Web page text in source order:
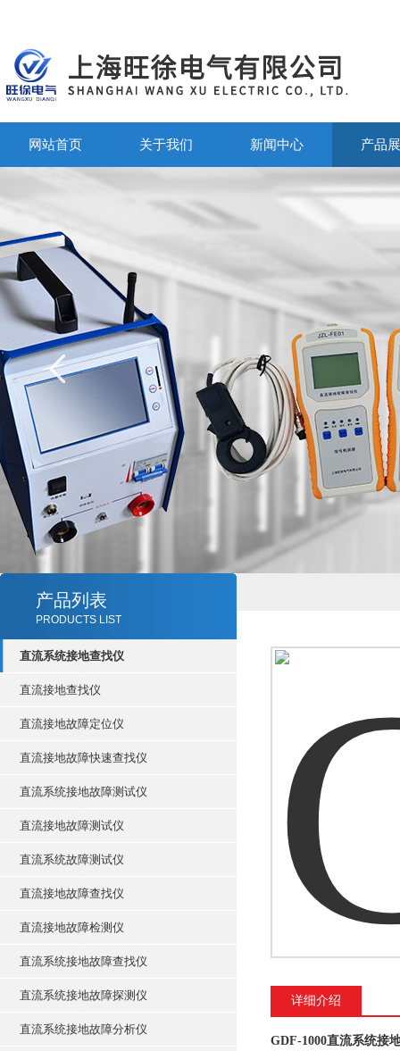
网站首页 关于我们 新闻中心 产品
产品列表
PRODUCTS LIST
直流系统接地查找仪
直流接地查找仪
直流接地故障定位仪
直流接地故障快速查找仪
直流系统接地故障测试仪
直流接地故障测试仪
直流系统故障测试仪
直流接地故障查找仪
直流接地故障检测仪
直流系统接地故障查找仪
直流系统接地故障探测仪
直流系统接地故障分析仪
详细介绍
GDF-1000直流系统接